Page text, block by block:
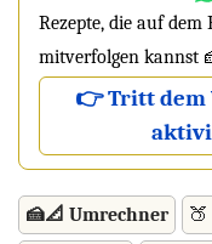
Rezepte, die auf
mitverfolgen kannst
👉 Tritt dem
🍰📐 Umrechner